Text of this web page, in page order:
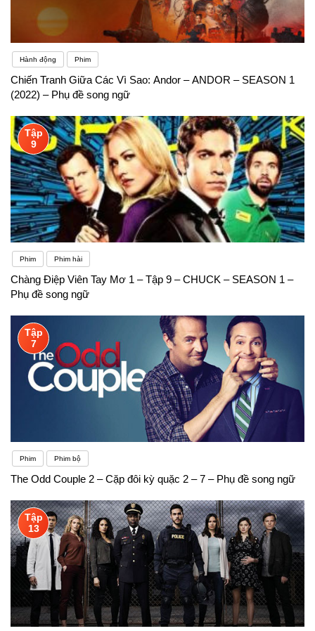
Hành động Phim
Chiến Tranh Giữa Các Vì Sao: Andor – ANDOR – SEASON 1
(2022) – Phụ đề song ngữ
Tập
9
Phim Phim hài
Chàng Điệp Viên Tay Mơ 1 – Tập 9 – CHUCK – SEASON 1 –
Phụ đề song ngữ
Tập
7
Phim Phim bộ
The Odd Couple 2 – Cặp đôi kỳ quặc 2 – 7 – Phụ đề song ngữ
Tập
13